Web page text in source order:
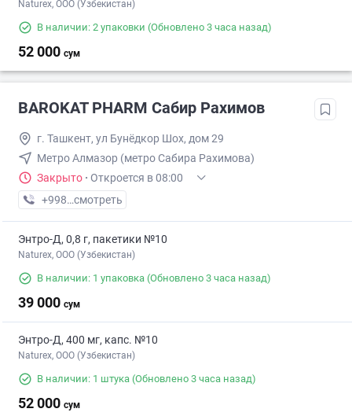
Naturex, OOO (Узбекистан)
В наличии: 2 упаковки (Обновлено 3 часа назад)
52 000 сум
BAROKAT PHARM Сабир Рахимов
г. Ташкент, ул Бунёдкор Шох, дом 29
Метро Алмазор (метро Сабира Рахимова)
Закрыто · Откроется в 08:00
+998 (99) XXX-XX-XX
смотреть
Энтро-Д, 0,8 г, пакетики №10
Naturex, OOO (Узбекистан)
В наличии: 1 упаковка (Обновлено 3 часа назад)
39 000 сум
Энтро-Д, 400 мг, капс. №10
Naturex, OOO (Узбекистан)
В наличии: 1 штука (Обновлено 3 часа назад)
52 000 сум